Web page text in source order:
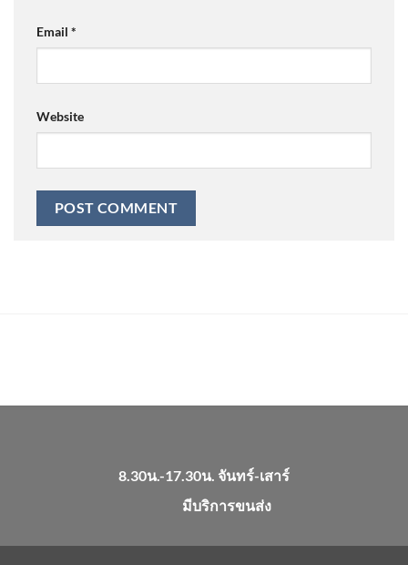
Email *
Website
8.30น.-17.30น. จันทร์-เสาร์
มีบริการขนส่ง